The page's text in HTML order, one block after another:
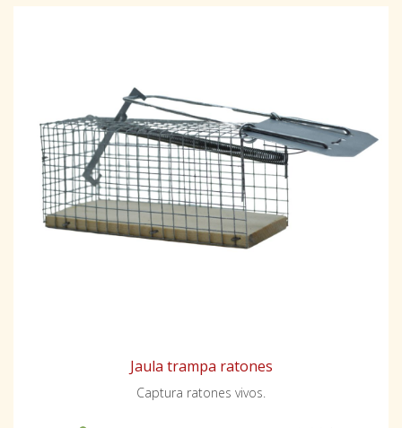
Jaula trampa ratones
Captura ratones vivos.